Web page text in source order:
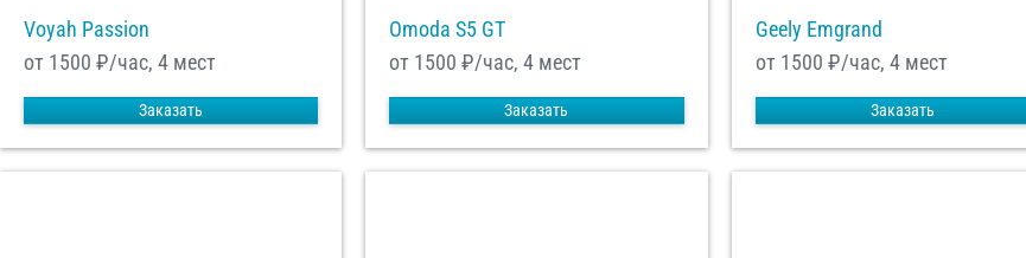
Voyah Passion
от 1500 ₽/час, 4 мест
Заказать
Omoda S5 GT
от 1500 ₽/час, 4 мест
Заказать
Geely Emgrand
от 1500 ₽/час, 4 мест
Заказать